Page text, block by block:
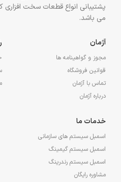
پشتیبانی انواع قطعات سخت افزاری
می باشد.
آژمان
مجوز و گواهینامه ها
قوانین فروشگاه
تماس با آژمان
درباره آژمان
خدمات ما
اسمبل سیستم های سازمانی
اسمبل سیستم گیمینگ
اسمبل سیستم رندرینگ
مشاوره رایگان